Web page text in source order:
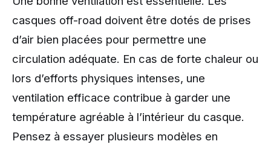
casques off-road doivent être dotés de prises
d’air bien placées pour permettre une
circulation adéquate. En cas de forte chaleur ou
lors d’efforts physiques intenses, une
ventilation efficace contribue à garder une
température agréable à l’intérieur du casque.
Pensez à essayer plusieurs modèles en